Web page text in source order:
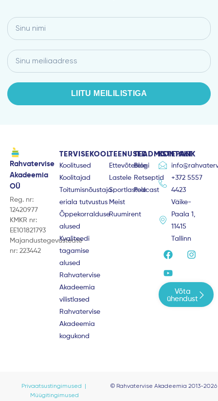
Sinu
nimi
Email
LIITU MEILILISTIGA
Rahvatervise
Akadeemia
OÜ
Reg. nr:
12420977
KMKR nr:
EE101821793
Majandustegevusteate
nr: 223442
TERVISEKOOL
Koolitused
Koolitajad
Toitumisnõustaja
eriala tutvustus
Õppekorralduse
alused
Kvaliteedi
tagamise
alused
Rahvatervise
Akadeemia
vilistlased
Rahvatervise
Akadeemia
kogukond
TEENUSED
Ettevõtetele
Lastele
Sportlastele
Meist
Ruumirent
TEADMISTEPANK
Blogi
Retseptid
Podcast
KONTAKT
+372 5557
4423
Väike-
Paala 1,
11415
Tallinn
F
a
c
e
b
o
o
I
n
g
r
Y
o
u
t
u
b
e
Võta
ühendust
Privaatsustingimused |
Müügitingimused
© Rahvatervise Akadeemia 2013-2026